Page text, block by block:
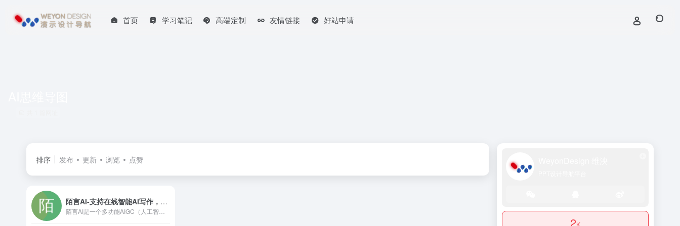
首页 学习笔记 高端定制 友情链接 好站申请
排序 发布 更新 浏览 点赞
陌言AI-支持在线智能AI写作，智能AI对话，智能AI客服
2K